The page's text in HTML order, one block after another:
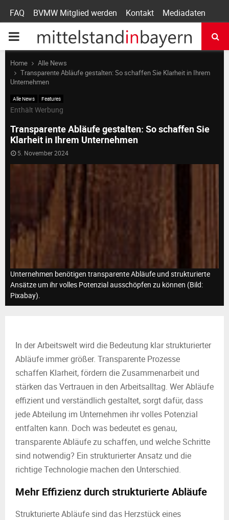
FAQ BVMW Mitglied werden Kontakt Mediadaten
P
R
A
M
E
N
Home
Alle News
Transparente Abläufe gestalten: So schaffen Sie Klarheit in Ihrem
Unternehmen
Alle News Features
Enthält Werbung
Transparente Abläufe gestalten: So schaffen Sie
Klarheit in Ihrem Unternehmen
5. November 2024
Unternehmen benötigen transparente Abläufe und strukturierte
Ansätze um ihr volles Potenzial ausschöpfen zu können (Bild:
Pixabay).
In der Arbeitswelt wird die Bedeutung klar strukturierter
Abläufe immer größer. Transparente Prozesse
schaffen Klarheit, fördern die Zusammenarbeit und
stärken das Vertrauen in den Arbeitsalltag. Wer Abläufe
effizient und verständlich gestaltet, sorgt dafür, dass
jede Abteilung im Unternehmen ihr volles Potenzial
entfalten kann. Doch was bedeutet es genau,
transparente Abläufe zu schaffen, und welche Schritte
sind notwendig? Ein strukturierter Ansatz und die
richtige Technologie machen den Unterschied.
Mehr Effizienz durch strukturierte Abläufe
Strukturierte Abläufe sind das Herzstück eines